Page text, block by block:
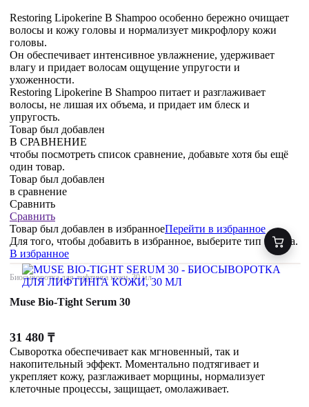
Restoring Lipokerine B Shampoo особенно бережно очищает
волосы и кожу головы и нормализует микрофлору кожи
головы.
Он обеспечивает интенсивное увлажнение, удерживает
влагу и придает волосам ощущение упругости и
ухоженности.
Restoring Lipokerine B Shampoo питает и разглаживает
волосы, не лишая их объема, и придает им блеск и
упругость.
Товар был добавлен
В СРАВНЕНИЕ
чтобы посмотреть список сравнение, добавьте хотя бы ещё
один товар.
Товар был добавлен
в сравнение
Сравнить
Сравнить
Товар был добавлен в избранноеПерейти в избранное
Для того, чтобы добавить в избранное, выберите тип товара.
В избранное
Биосыворотка для лифтинга кожи, 30 мл
Muse Bio-Tight Serum 30
31 480 ₸
Сыворотка обеспечивает как мгновенный, так и
накопительный эффект. Моментально подтягивает и
укрепляет кожу, разглаживает морщины, нормализует
клеточные процессы, защищает, омолаживает.